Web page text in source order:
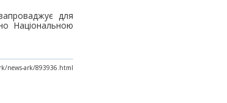
для
Національною
news-ark/893936.html